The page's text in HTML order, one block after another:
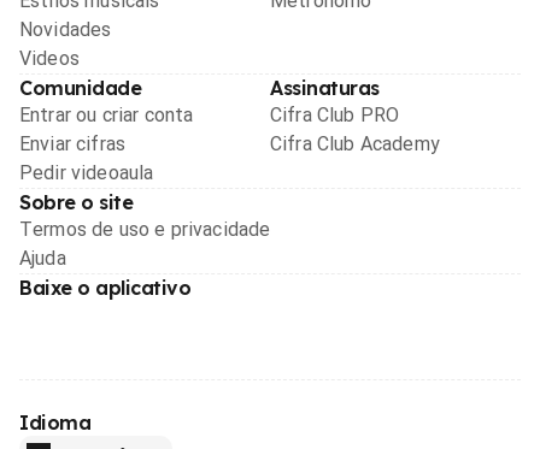
Novidades
Videos
Comunidade
Entrar ou criar conta
Enviar cifras
Pedir videoaula
Assinaturas
Cifra Club PRO
Cifra Club Academy
Sobre o site
Termos de uso e privacidade
Ajuda
Baixe o aplicativo
Idioma